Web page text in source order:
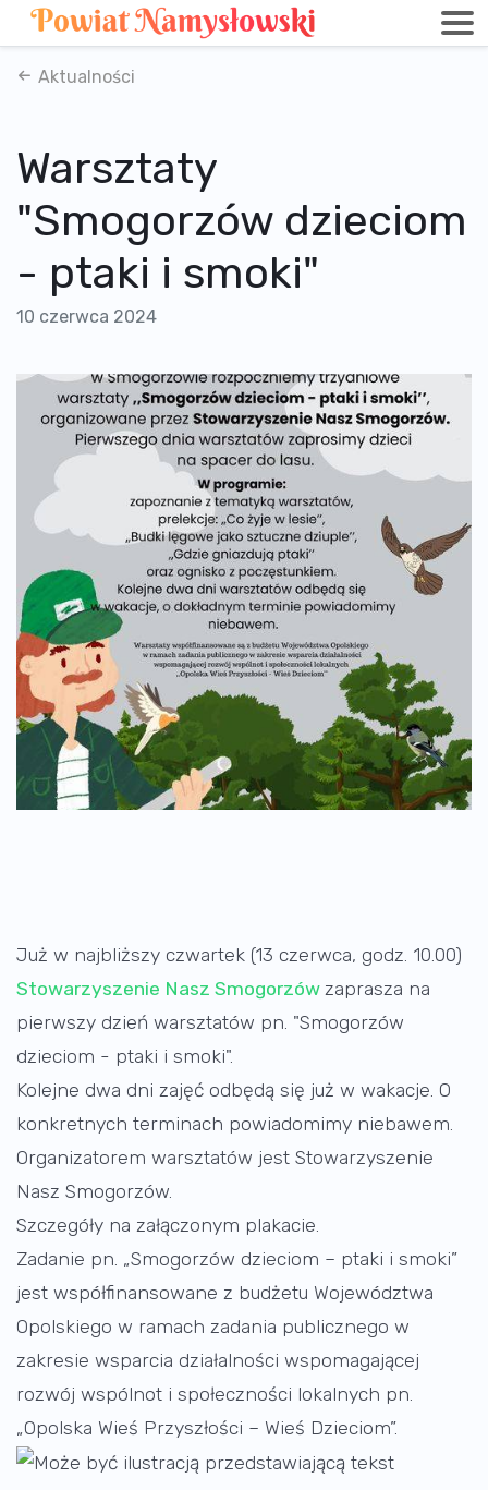
Aktualności
Warsztaty
"Smogorzów dzieciom
- ptaki i smoki"
10 czerwca 2024
Już w najbliższy czwartek (13 czerwca, godz. 10.00)
Stowarzyszenie Nasz Smogorzów zaprasza na
pierwszy dzień warsztatów pn. "Smogorzów
dzieciom - ptaki i smoki".
Kolejne dwa dni zajęć odbędą się już w wakacje. O
konkretnych terminach powiadomimy niebawem.
Organizatorem warsztatów jest Stowarzyszenie
Nasz Smogorzów.
Szczegóły na załączonym plakacie.
Zadanie pn. „Smogorzów dzieciom – ptaki i smoki”
jest współfinansowane z budżetu Województwa
Opolskiego w ramach zadania publicznego w
zakresie wsparcia działalności wspomagającej
rozwój wspólnot i społeczności lokalnych pn.
„Opolska Wieś Przyszłości – Wieś Dzieciom”.